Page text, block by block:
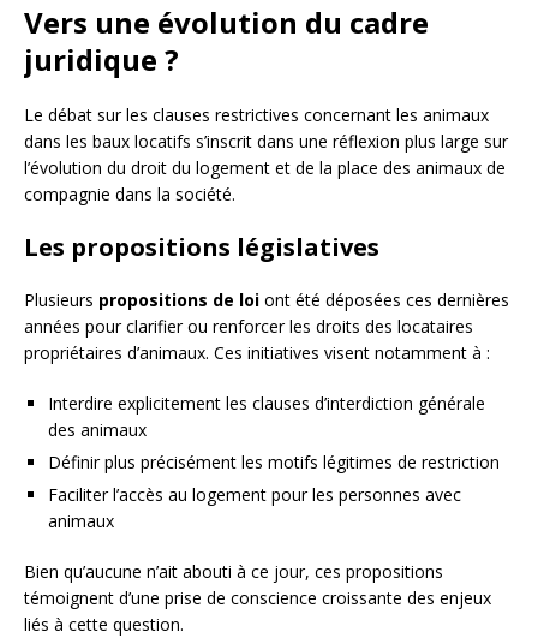
Vers une évolution du cadre
juridique ?
Le débat sur les clauses restrictives concernant les animaux
dans les baux locatifs s’inscrit dans une réflexion plus large sur
l’évolution du droit du logement et de la place des animaux de
compagnie dans la société.
Les propositions législatives
Plusieurs propositions de loi ont été déposées ces dernières
années pour clarifier ou renforcer les droits des locataires
propriétaires d’animaux. Ces initiatives visent notamment à :
Interdire explicitement les clauses d’interdiction générale
des animaux
Définir plus précisément les motifs légitimes de restriction
Faciliter l’accès au logement pour les personnes avec
animaux
Bien qu’aucune n’ait abouti à ce jour, ces propositions
témoignent d’une prise de conscience croissante des enjeux
liés à cette question.